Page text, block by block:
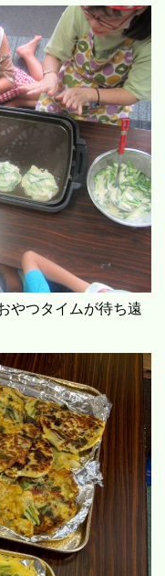
やつタイムが待ち遠